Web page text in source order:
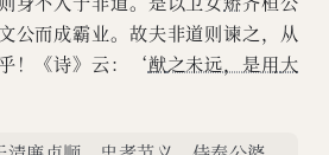
有诤臣，虽无
士有诤友，则不
诤子，则身不陷
妻，则身不入于
公而成霸业。故夫非道则谏之，从
！《诗》云：‘猷之未远，是用大